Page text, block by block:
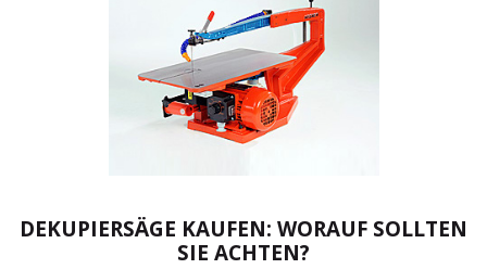
DEKUPIERSÄGE KAUFEN: WORAUF SOLLTEN
SIE ACHTEN?